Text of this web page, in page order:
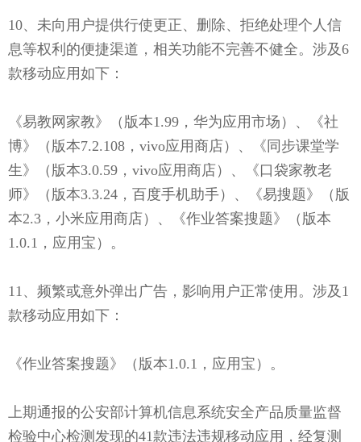
10、未向用户提供行使更正、删除、拒绝处理个人信
息等权利的便捷渠道，相关功能不完善不健全。涉及6
款移动应用如下：
《易教网家教》（版本1.99，华为应用市场）、《社
博》（版本7.2.108，vivo应用商店）、《同步课堂学
生》（版本3.0.59，vivo应用商店）、《口袋家教老
师》（版本3.3.24，百度手机助手）、《易搜题》（版
本2.3，小米应用商店）、《作业答案搜题》（版本
1.0.1，应用宝）。
11、频繁或意外弹出广告，影响用户正常使用。涉及1
款移动应用如下：
《作业答案搜题》（版本1.0.1，应用宝）。
上期通报的公安部计算机信息系统安全产品质量监督
检验中心检测发现的41款违法违规移动应用，经复测